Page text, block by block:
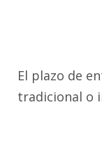
El plazo de
tradicional o